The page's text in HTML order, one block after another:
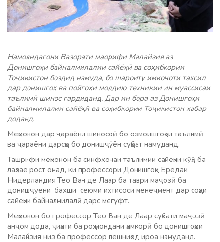
Намояндагони Вазорати маорифи Малайзия аз
Донишгоҳи байналмилалии сайёҳӣ ва соҳибкории
Тоҷикистон боздид намуда, бо шароиту имконоти таҳсил
дар донишгоҳ ва пойгоҳи моддию техникии ин муассисаи
таълимӣ шинос гардиданд. Дар ин бора аз Донишгоҳи
байналмилалии сайёҳӣ ва соҳибкории Тоҷикистон хабар
доданд.
Меҳмонон дар ҷараёни шиносоӣ бо озмоишгоҳҳои таълимӣ
ва ҷараёни дарсҳо бо донишҷӯён суҳбат намуданд.
Ташрифи меҳмонон ба синфхонаи таълимии сайёҳии кӯҳӣ ба
лаҳзае рост омад, ки профессори Донишгоҳи Бредаи
Нидерландия Тео Ван де Лаар ба таври маҷозӣ ба
донишҷӯёни бахши сеюми ихтисоси менеҷмент дар соҳаи
сайёҳии байналмилалӣ дарс мегуфт.
Меҳмонон бо профессор Тео Ван де Лаар суҳбати маҷозӣ
анҷом дода, ҷиҳати ба роҳ мондани ҳамкорӣ бо донишгоҳҳои
Малайзия низ ба профессор пешниҳод ироа намуданд.